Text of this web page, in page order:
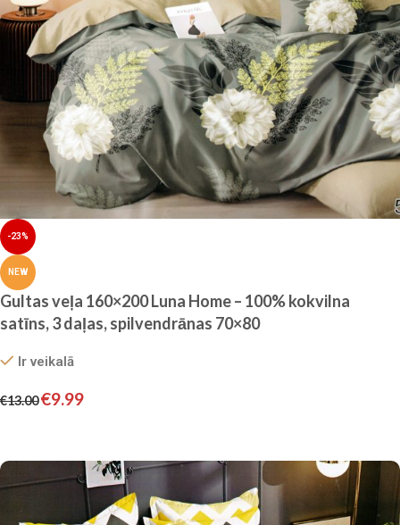
-23%
NEW
Gultas veļa 160×200 Luna Home – 100% kokvilna
satīns, 3 daļas, spilvendrānas 70×80
Ir veikalā
€13.00€9.99